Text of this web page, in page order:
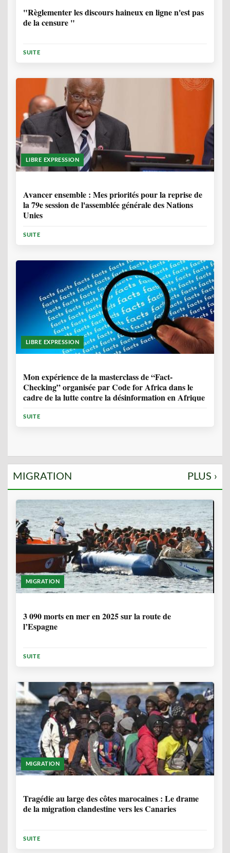
"Règlementer les discours haineux en ligne n'est pas
de la censure "
SUITE
LIBRE EXPRESSION
Avancer ensemble : Mes priorités pour la reprise de
la 79e session de l'assemblée générale des Nations
Unies
SUITE
LIBRE EXPRESSION
Mon expérience de la masterclass de “Fact-
Checking” organisée par Code for Africa dans le
cadre de la lutte contre la désinformation en Afrique
SUITE
MIGRATION PLUS ›
MIGRATION
3 090 morts en mer en 2025 sur la route de
l’Espagne
SUITE
MIGRATION
Tragédie au large des côtes marocaines : Le drame
de la migration clandestine vers les Canaries
SUITE